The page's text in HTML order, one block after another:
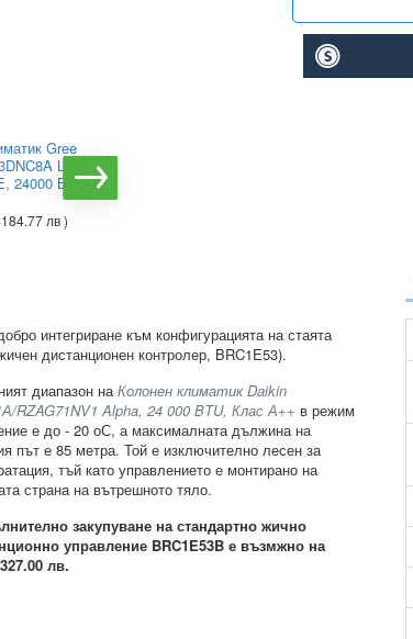
Gree
LCLH
24000 BTU,
лв )
интегриране към конфигурацията на стаята
дистанционен контролер, BRC1E53).
диапазон наКолонен климатик Daikin
RZAG71NV1 Alpha, 24 000 BTU, Клас А++ в режим
е до - 20 оС, а максималната дължина на
път е 85 метра. Той е изключително лесен за
тъй като управлението е монтирано на
страна на вътрешното тяло.
закупуване на стандартно жично
управление BRC1E53B е възмжно на
лв.